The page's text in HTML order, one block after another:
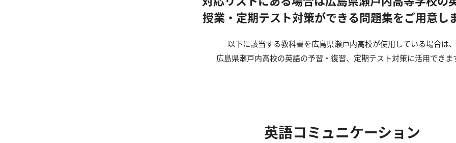
授業・定期テスト対策ができる問題集をご用意し
以下に該当する教科書を広島県瀬戸内高校が使用している場合は、
広島県瀬戸内高校の英語の予習・復習、定期テスト対策に活用できま
英語コミュニケーション